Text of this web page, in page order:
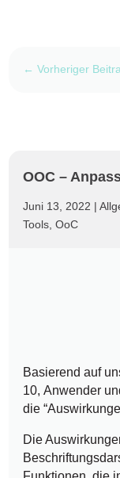
←Vorheriger
OOC –
Juni 13, 2022 |
Tools,OoC
Basierend auf
10, Anwender
die
Die